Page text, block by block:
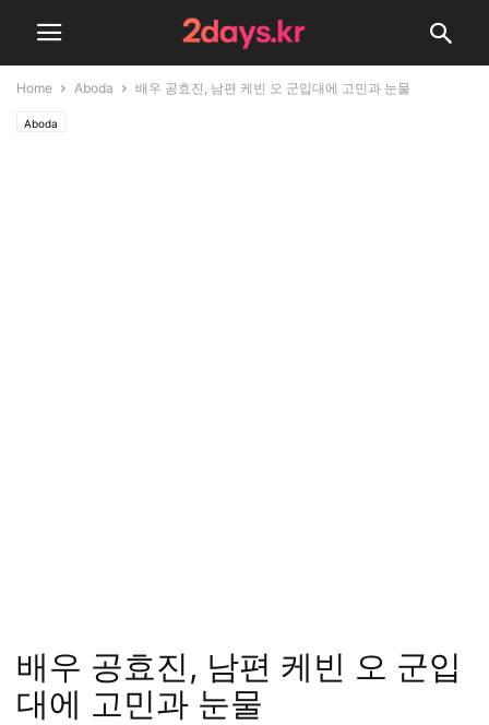
Home Aboda 배우 공효진, 남편 케빈 오 군입대에 고민과 눈물
Aboda
배우 공효진, 남편 케빈 오 군입
대에 고민과 눈물